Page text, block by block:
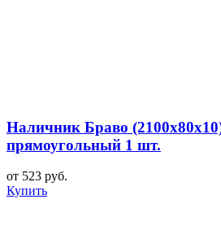
Наличник Браво
прямоугольный 1 шт.
от 523 руб.
Купить